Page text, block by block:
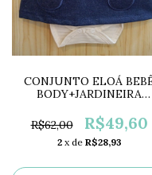
CONJUNTO ELOÁ
BODY+JARDINEIRA
R$62,00
R$49,60
2 x de R$28,93